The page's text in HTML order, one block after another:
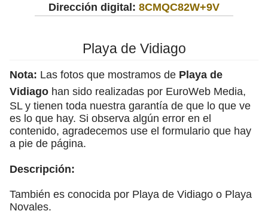
Dirección digital: 8CMQC82W+9V
Playa de Vidiago
Nota: Las fotos que mostramos de Playa de
Vidiago han sido realizadas por EuroWeb Media,
SL y tienen toda nuestra garantía de que lo que ve
es lo que hay. Si observa algún error en el
contenido, agradecemos use el formulario que hay
a pie de página.
Descripción:
También es conocida por Playa de Vidiago o Playa
Novales.